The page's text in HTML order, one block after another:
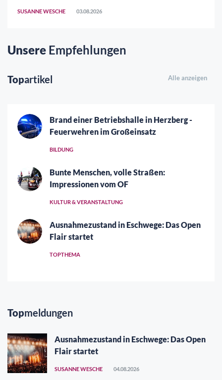
SUSANNE WESCHE 03.08.2026
Unsere Empfehlungen
Topartikel Alle anzeigen
Brand einer Betriebshalle in Herzberg -
Feuerwehren im Großeinsatz
BILDUNG
Bunte Menschen, volle Straßen:
Impressionen vom OF
KULTUR & VERANSTALTUNG
Ausnahmezustand in Eschwege: Das Open
Flair startet
TOPTHEMA
Topmeldungen
Ausnahmezustand in Eschwege: Das Open
Flair startet
SUSANNE WESCHE 04.08.2026